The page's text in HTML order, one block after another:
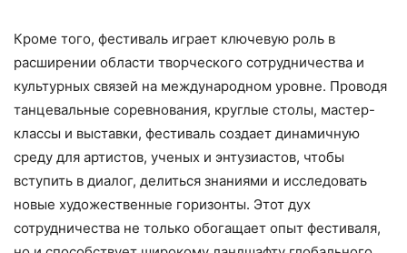
Кроме того, фестиваль играет ключевую роль в
расширении области творческого сотрудничества и
культурных связей на международном уровне. Проводя
танцевальные соревнования, круглые столы, мастер-
классы и выставки, фестиваль создает динамичную
среду для артистов, ученых и энтузиастов, чтобы
вступить в диалог, делиться знаниями и исследовать
новые художественные горизонты. Этот дух
сотрудничества не только обогащает опыт фестиваля,